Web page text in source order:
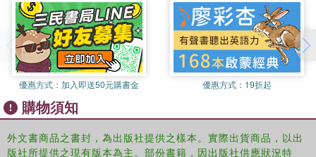
優惠方式： 加入即送50元購書金 優惠方式： 19折起
購物須知
外文書商品之書封，為出版社提供之樣本。實際出貨商品，以出
版社所提供之現有版本為主。部份書籍，因出版社供應狀況特